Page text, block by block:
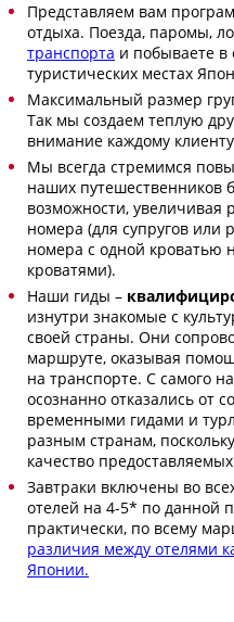
Представляем вам
отдыха. Поезда, паромы,
транспорта и побываете в
туристических местах
Максимальный размер
Так мы создаем теплую
внимание каждому
Мы всегда стремимся
наших путешественников
возможности,
номера (для супругов или
номера с одной кроватью
кроватями).
Наши гиды –
изнутри знакомые с
своей страны. Они
маршруте, оказывая
на транспорте. С самого
осознанно отказались от
временными гидами и
разным странам,
качество предоставляемых
Завтраки включены во
отелей на 4-5* по данной
практически, по всему
различия между отелями
Японии.